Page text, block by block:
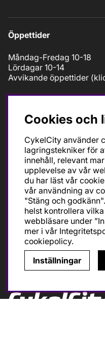
Öppettider
Måndag-Fredag 10-18
Lördagar 10-14
Avvikande öppettider (
Kontakt
Tel: 08-643 73 55
info@cykelcity.se
Folkungagatan 126
11630 Stockholm
Följ oss
Cookies och
CykelCity använder
lagringstekniker för
innehåll, relevant
upplevelse av vår
du har läst vår
vår användning av
"Stäng och
helst kontrollera
webbläsare under
mer i vår
cookiepolicy.
Inställningar